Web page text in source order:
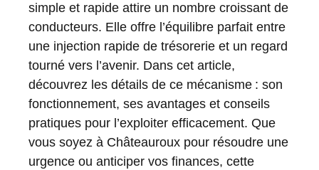
simple et rapide attire un nombre croissant de
conducteurs. Elle offre l’équilibre parfait entre
une injection rapide de trésorerie et un regard
tourné vers l’avenir. Dans cet article,
découvrez les détails de ce mécanisme : son
fonctionnement, ses avantages et conseils
pratiques pour l’exploiter efficacement. Que
vous soyez à Châteauroux pour résoudre une
urgence ou anticiper vos finances, cette